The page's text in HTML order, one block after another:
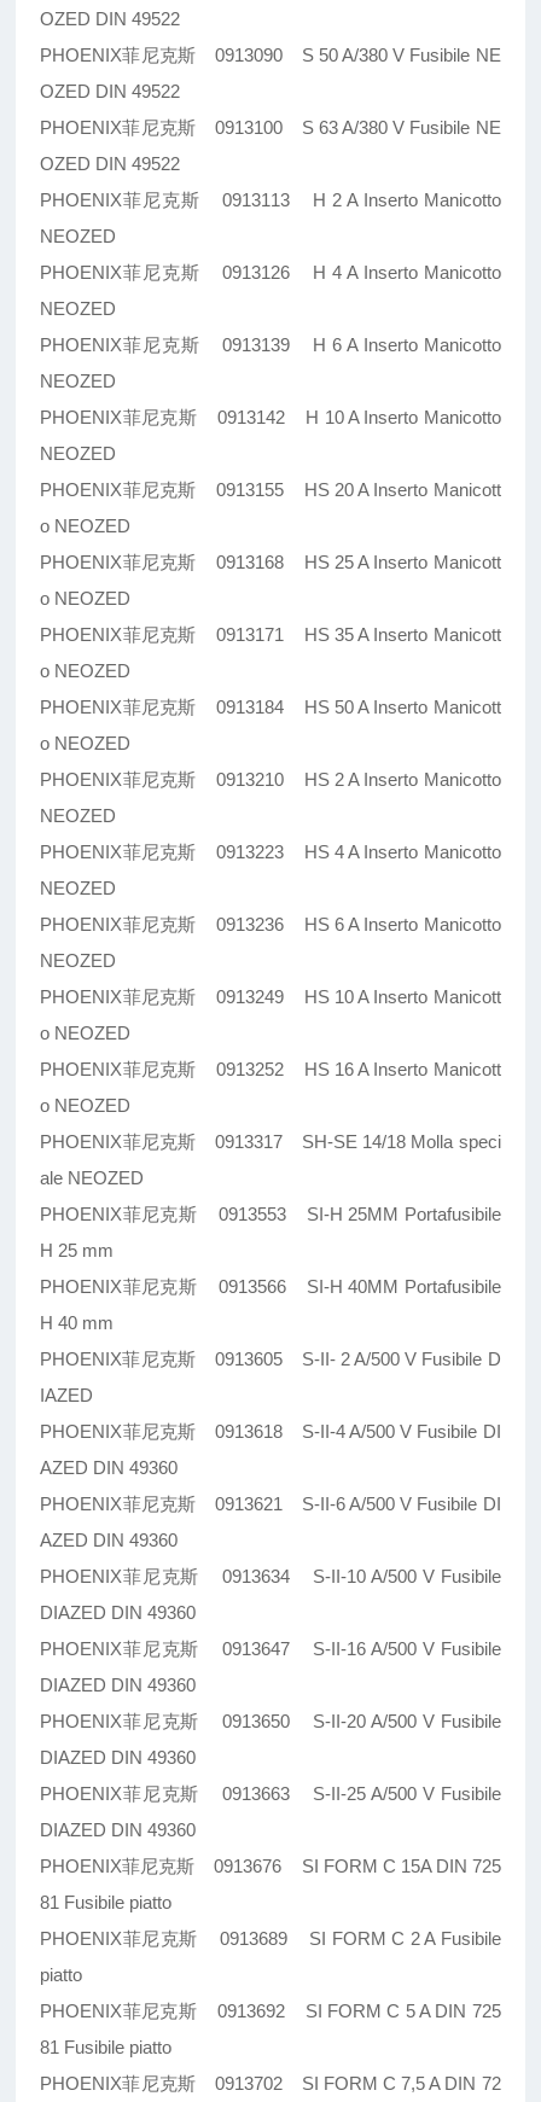
OZED DIN 49522
PHOENIX菲尼克斯 0913090 S 50 A/380 V Fusibile NE
OZED DIN 49522
PHOENIX菲尼克斯 0913100 S 63 A/380 V Fusibile NE
OZED DIN 49522
PHOENIX菲尼克斯 0913113 H 2 A Inserto Manicotto
NEOZED
PHOENIX菲尼克斯 0913126 H 4 A Inserto Manicotto
NEOZED
PHOENIX菲尼克斯 0913139 H 6 A Inserto Manicotto
NEOZED
PHOENIX菲尼克斯 0913142 H 10 A Inserto Manicotto
NEOZED
PHOENIX菲尼克斯 0913155 HS 20 A Inserto Manicott
o NEOZED
PHOENIX菲尼克斯 0913168 HS 25 A Inserto Manicott
o NEOZED
PHOENIX菲尼克斯 0913171 HS 35 A Inserto Manicott
o NEOZED
PHOENIX菲尼克斯 0913184 HS 50 A Inserto Manicott
o NEOZED
PHOENIX菲尼克斯 0913210 HS 2 A Inserto Manicotto
NEOZED
PHOENIX菲尼克斯 0913223 HS 4 A Inserto Manicotto
NEOZED
PHOENIX菲尼克斯 0913236 HS 6 A Inserto Manicotto
NEOZED
PHOENIX菲尼克斯 0913249 HS 10 A Inserto Manicott
o NEOZED
PHOENIX菲尼克斯 0913252 HS 16 A Inserto Manicott
o NEOZED
PHOENIX菲尼克斯 0913317 SH-SE 14/18 Molla speci
ale NEOZED
PHOENIX菲尼克斯 0913553 SI-H 25MM Portafusibile
H 25 mm
PHOENIX菲尼克斯 0913566 SI-H 40MM Portafusibile
H 40 mm
PHOENIX菲尼克斯 0913605 S-II- 2 A/500 V Fusibile D
IAZED
PHOENIX菲尼克斯 0913618 S-II-4 A/500 V Fusibile DI
AZED DIN 49360
PHOENIX菲尼克斯 0913621 S-II-6 A/500 V Fusibile DI
AZED DIN 49360
PHOENIX菲尼克斯 0913634 S-II-10 A/500 V Fusibile
DIAZED DIN 49360
PHOENIX菲尼克斯 0913647 S-II-16 A/500 V Fusibile
DIAZED DIN 49360
PHOENIX菲尼克斯 0913650 S-II-20 A/500 V Fusibile
DIAZED DIN 49360
PHOENIX菲尼克斯 0913663 S-II-25 A/500 V Fusibile
DIAZED DIN 49360
PHOENIX菲尼克斯 0913676 SI FORM C 15A DIN 725
81 Fusibile piatto
PHOENIX菲尼克斯 0913689 SI FORM C 2 A Fusibile
piatto
PHOENIX菲尼克斯 0913692 SI FORM C 5 A DIN 725
81 Fusibile piatto
PHOENIX菲尼克斯 0913702 SI FORM C 7,5 A DIN 72